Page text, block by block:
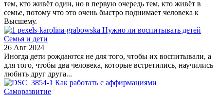
тем, кто живёт один, но в первую очередь тем, кто живёт в
семье, потому что это очень быстро поднимает человека к
Высшему.
Нужно ли воспитывать детей
Семья и дети
26 Авг 2024
Иногда дети рождаются не для того, чтобы их воспитывали, а
для того, чтобы два человека, которые встретились, научились
любить друг друга...
Как работать с аффирмациями
Саморазвитие